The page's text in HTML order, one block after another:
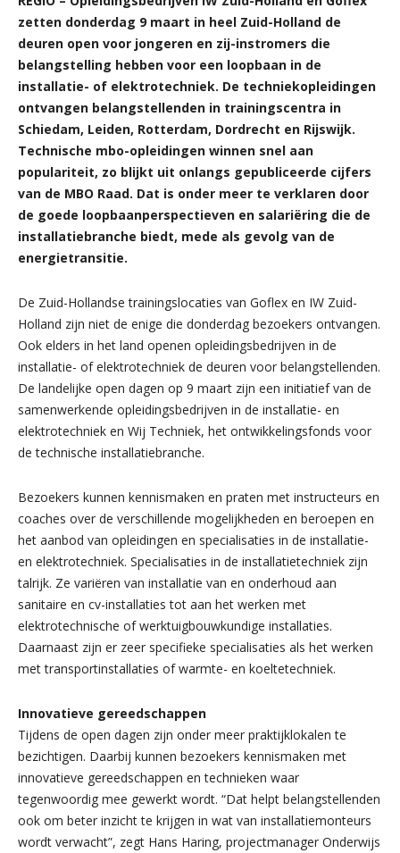
zetten donderdag 9 maart in heel Zuid-Holland de
deuren open voor jongeren en zij-instromers die
belangstelling hebben voor een loopbaan in de
installatie- of elektrotechniek. De techniekopleidingen
ontvangen belangstellenden in trainingscentra in
Schiedam, Leiden, Rotterdam, Dordrecht en Rijswijk.
Technische mbo-opleidingen winnen snel aan
populariteit, zo blijkt uit onlangs gepubliceerde cijfers
van de MBO Raad. Dat is onder meer te verklaren door
de goede loopbaanperspectieven en salariëring die de
installatiebranche biedt, mede als gevolg van de
energietransitie.
De Zuid-Hollandse trainingslocaties van Goflex en IW Zuid-
Holland zijn niet de enige die donderdag bezoekers ontvangen.
Ook elders in het land openen opleidingsbedrijven in de
installatie- of elektrotechniek de deuren voor belangstellenden.
De landelijke open dagen op 9 maart zijn een initiatief van de
samenwerkende opleidingsbedrijven in de installatie- en
elektrotechniek en Wij Techniek, het ontwikkelingsfonds voor
de technische installatiebranche.
Bezoekers kunnen kennismaken en praten met instructeurs en
coaches over de verschillende mogelijkheden en beroepen en
het aanbod van opleidingen en specialisaties in de installatie-
en elektrotechniek. Specialisaties in de installatietechniek zijn
talrijk. Ze variëren van installatie van en onderhoud aan
sanitaire en cv-installaties tot aan het werken met
elektrotechnische of werktuigbouwkundige installaties.
Daarnaast zijn er zeer specifieke specialisaties als het werken
met transportinstallaties of warmte- en koeltetechniek.
Innovatieve gereedschappen
Tijdens de open dagen zijn onder meer praktijklokalen te
bezichtigen. Daarbij kunnen bezoekers kennismaken met
innovatieve gereedschappen en technieken waar
tegenwoordig mee gewerkt wordt. “Dat helpt belangstellenden
ook om beter inzicht te krijgen in wat van installatiemonteurs
wordt verwacht”, zegt Hans Haring, projectmanager Onderwijs